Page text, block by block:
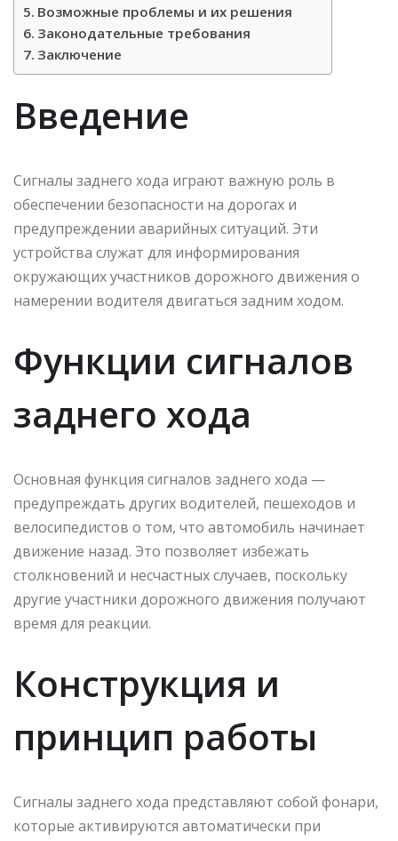
Возможные проблемы и их решения
Законодательные требования
Заключение
Введение
Сигналы заднего хода играют важную роль в
обеспечении безопасности на дорогах и
предупреждении аварийных ситуаций. Эти
устройства служат для информирования
окружающих участников дорожного движения о
намерении водителя двигаться задним ходом.
Функции сигналов
заднего хода
Основная функция сигналов заднего хода —
предупреждать других водителей, пешеходов и
велосипедистов о том, что автомобиль начинает
движение назад. Это позволяет избежать
столкновений и несчастных случаев, поскольку
другие участники дорожного движения получают
время для реакции.
Конструкция и
принцип работы
Сигналы заднего хода представляют собой фонари,
которые активируются автоматически при